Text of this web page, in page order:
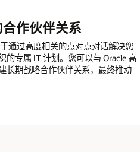
作伙伴关系
通过高度相关的点对点对话解决您
的专属 IT 计划。您可以与 Oracle 高
长期战略合作伙伴关系，最终推动